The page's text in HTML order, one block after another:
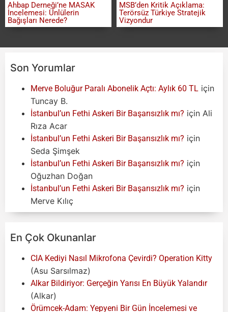
Ahbap Derneği’ne MASAK
İncelemesi: Ünlülerin
Bağışları Nerede?
MSB’den Kritik Açıklama:
Terörsüz Türkiye Stratejik
Vizyondur
Son Yorumlar
Merve Boluğur Paralı Abonelik Açtı: Aylık 60 TL için
Tuncay B.
İstanbul’un Fethi Askeri Bir Başarısızlık mı? için Ali
Rıza Acar
İstanbul’un Fethi Askeri Bir Başarısızlık mı? için
Seda Şimşek
İstanbul’un Fethi Askeri Bir Başarısızlık mı? için
Oğuzhan Doğan
İstanbul’un Fethi Askeri Bir Başarısızlık mı? için
Merve Kılıç
En Çok Okunanlar
CIA Kediyi Nasıl Mikrofona Çevirdi? Operation Kitty
(Asu Sarsılmaz)
Alkar Bildiriyor: Gerçeğin Yarısı En Büyük Yalandır
(Alkar)
Örümcek-Adam: Yepyeni Bir Gün İncelemesi ve